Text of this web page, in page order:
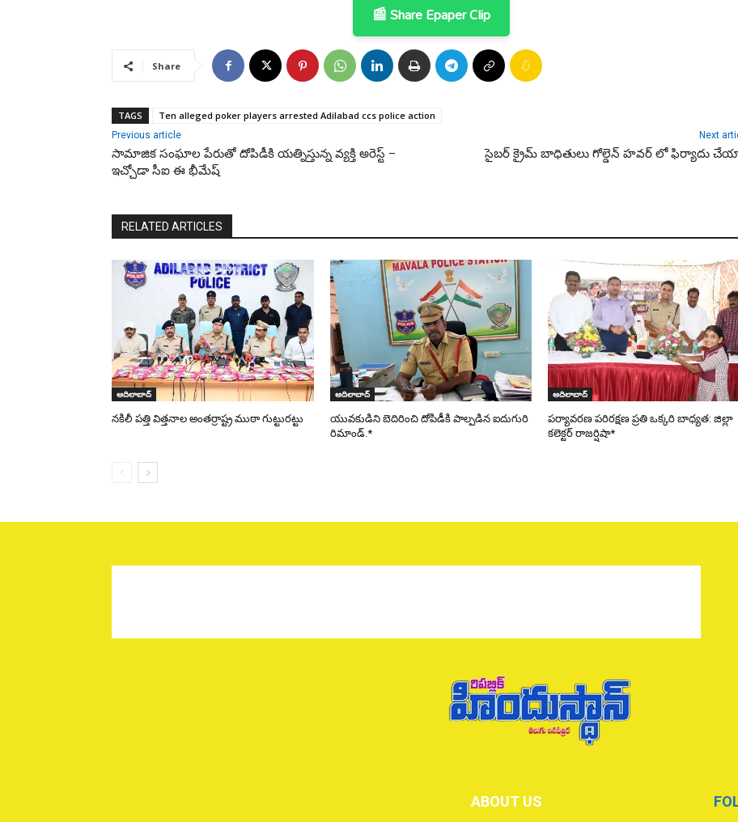
📰 Share Epaper Clip
Share
TAGS Ten alleged poker players arrested Adilabad ccs police action
Previous article
సామాజిక సంఘాల పేరుతో దోపిడీకి యత్నిస్తున్న వ్యక్తి అరెస్ట్ –
ఇచ్చోడా సీఐ ఈ భీమేష్
Next
సైబర్ క్రైమ్ బాధితులు గోల్డెన్ హవర్ లో ఫిర్యాదు
RELATED ARTICLES
ఆదిలాబాద్
నకిలీ పత్తి విత్తనాల అంతర్రాష్ట్ర ముఠా గుట్టురట్టు
ఆదిలాబాద్
యువకుడిని బెదిరించి దోపిడీకి పాల్పడిన ఐదుగురి
రిమాండ్.*
ఆదిలాబాద్
పర్యావరణ పరిరక్షణ ప్రతి ఒక్కరి బాధ్యత: జిల్లా
కలెక్టర్ రాజర్షిషా*
ABOUT US